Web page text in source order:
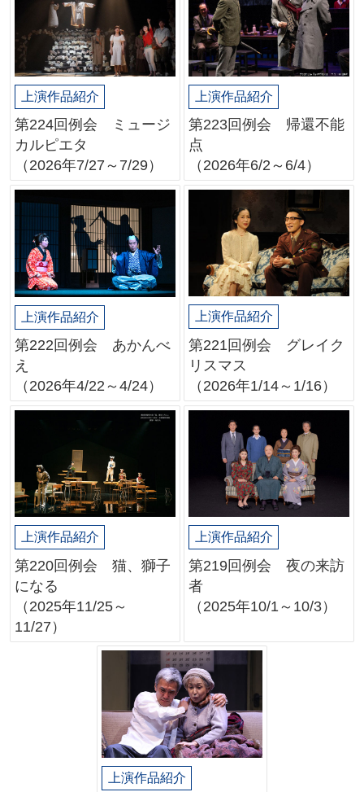
上演作品紹介
第224回例会 ミュージ
カルピエタ
（2026年7/27～7/29）
上演作品紹介
第223回例会 帰還不能
点
（2026年6/2～6/4）
上演作品紹介
第222回例会 あかんべ
え
（2026年4/22～4/24）
上演作品紹介
第221回例会 グレイク
リスマス
（2026年1/14～1/16）
上演作品紹介
第220回例会 猫、獅子
になる
（2025年11/25～
11/27）
上演作品紹介
第219回例会 夜の来訪
者
（2025年10/1～10/3）
上演作品紹介